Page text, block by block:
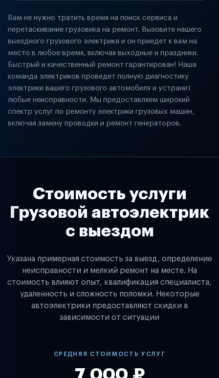
Вам не нужно тратить время на поиск сервиса и
перетаскивание грузовика на ремонт. Вызовите нашего
выездного грузового электрика и он приедет к вам на
место в любое время, включая выходные и праздники.
Быстрый и качественный ремонт гарантирован! Наша
команда электриков проведет полную диагностику
электрики вашего грузового автомобиля и устранит
любые неисправности. Мы предоставляем широкий
спектр услуг по ремонту электрики грузовых машин,
включая замену проводки и ремонт генераторов.
Стоимость услуги
Грузовой автоэлектрик
с выездом
Указана примерная стоимость за выезд, определение
неисправности и мелкий ремонт на месте. На
стоимость влияют опыт, квалификация специалиста,
удаленность и сложность поломки. Некоторые
автоэлектрики предоставляют скидки в
зависимости от ситуации
СРЕДНЯЯ СТОИМОСТЬ УСЛУГ